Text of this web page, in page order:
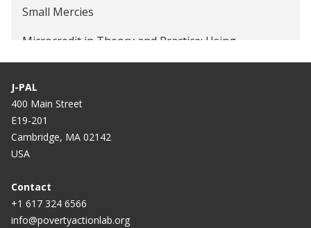
Small Mercies
Microcredit in Theory and Practice: Using
Randomized Credit Scoring for Impact Evaluation
The Game Changer
J-PAL
400 Main Street
E19-201
Cambridge, MA 02142
USA
Contact
+1 617 324 6566
info@povertyactionlab.org